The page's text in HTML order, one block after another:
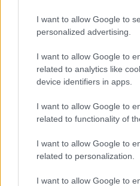
I want to allow Google to
personalized advertising.
I want to allow Google to
related to analytics like
device identifiers in apps.
I want to allow Google to
related to functionality of
I want to allow Google to
related to personalization.
I want to allow Google to
jelent, ami még nagyobb
Az emberek akkor
javaslat egy problémára
megvalósítható, és nincs
vagy mellékhatása” - ezt
Penn Állami Egyetem
szerint egy tanács lehet
csak nem biztos, hogy